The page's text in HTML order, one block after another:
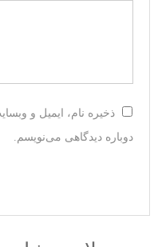
ذخیره نام، ایمیل و
دوباره دیدگاهی می‌نویسم.